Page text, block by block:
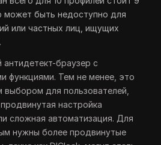
может быть недоступно для
или частных лиц, ищущих
браузер с
функциями. Тем не менее, это
для пользователей,
настройка
сложная автоматизация. Для
нужны более продвинутые